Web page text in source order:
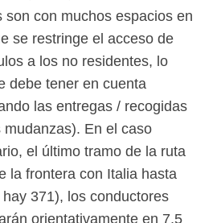
son con muchos espacios en
se restringe el acceso de
a los no residentes, lo
debe tener en cuenta
las entregas / recogidas
mudanzas). En el caso
el último tramo de la ruta
la frontera con Italia hasta
371), los conductores
orientativamente en 7,5